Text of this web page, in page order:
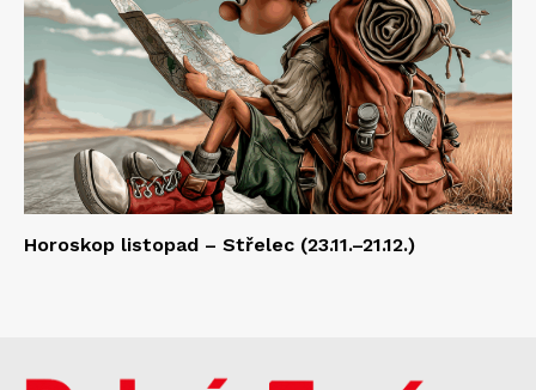
Horoskop listopad – Střelec (23.11.–21.12.)